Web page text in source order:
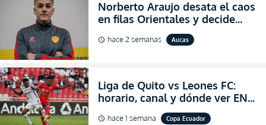
Norberto Araujo desata el caos
en filas Orientales y decide
abandonar la dirección técnica
de Aucas
schedule hace 2 semanas Aucas
Liga de Quito vs Leones FC:
horario, canal y dónde ver EN
VIVO los octavos de final de la
Copa Ecuador 2026
schedule hace 1 semana Copa Ecuador